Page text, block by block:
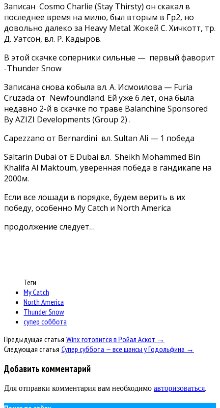
Записан Cosmo Charlie (Stay Thirsty) он скакал в
последнее время на милю, был вторым в Гр2, но
довольно далеко за Heavy Metal. Жокей С. Хичкотт, тр.
Д. Уатсон, вл. Р. Кадыров.
В этой скачке соперники сильные — первый фаворит
-Thunder Snow
Записана снова кобыла вл. А. Исмоилова — Furia
Cruzada от Newfoundland. Ей уже 6 лет, она была
недавно 2-й в скачке по траве Balanchine Sponsored
By AZIZI Developments (Group 2) .
Capezzano от Bernardini вл. Sultan Ali — 1 победа
Saltarin Dubai от E Dubai вл. Sheikh Mohammed Bin
Khalifa Al Maktoum, уверенная победа в гандикапе на
2000м.
Если все лошади в порядке, будем верить в их
победу, особенно My Catch и North America
продолжение следует…
Теги
My Catch
North America
Thunder Snow
супер соббота
Предыдущая статья Winx готовится в Ройал Аскот →
Следующая статья Супер суббота — все шансы у Годольфина →
Добавить комментарий
Для отправки комментария вам необходимо авторизоваться.